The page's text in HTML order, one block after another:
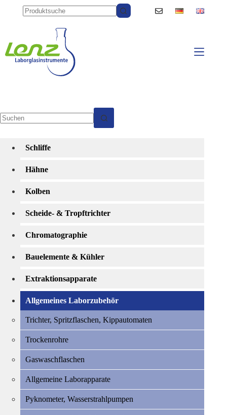
Schliffe
Hähne
Kolben
Scheide- & Tropftrichter
Chromatographie
Bauelemente & Kühler
Extraktionsapparate
Allgemeines Laborzubehör
Trichter, Spritzflaschen, Kippautomaten
Trockenrohre
Gaswaschflaschen
Allgemeine Laborapparate
Pyknometer, Wasserstrahlpumpen